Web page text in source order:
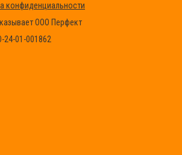
конфиденциальности
ООО Перфект
01-001862